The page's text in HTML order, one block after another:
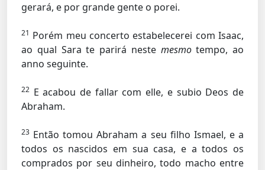
gerará, e por grande gente o porei.
21 Porém meu concerto estabelecerei com Isaac,
ao qual Sara te parirá neste mesmotempo, ao
anno seguinte.
22 E acabou de fallar com elle, e subio Deos de
Abraham.
23 Então tomou Abraham a seu filho Ismael, e a
todos os nascidos em sua casa, e a todos os
comprados por seu dinheiro, todo macho entre